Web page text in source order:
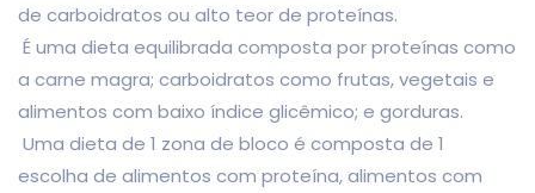
de carboidratos ou alto teor de proteínas.
É uma dieta equilibrada composta por proteínas como
a carne magra; carboidratos como frutas, vegetais e
alimentos com baixo índice glicêmico; e gorduras.
Uma dieta de 1 zona de bloco é composta de 1
escolha de alimentos com proteína, alimentos com